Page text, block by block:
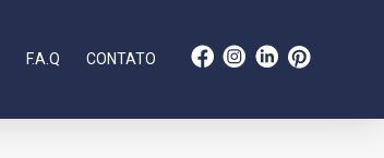
F.A.Q CONTATO